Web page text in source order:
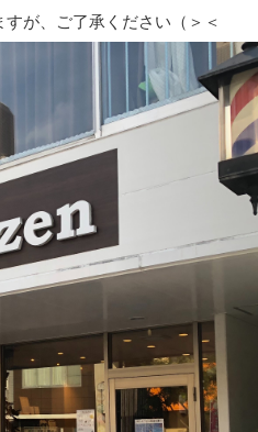
が、ご了承ください（＞＜